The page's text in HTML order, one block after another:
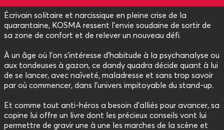
Écrivain solitaire et narcissique en pleine crise de la
quarantaine, KOSMA ressent l’envie soudaine de sortir de
sa zone de confort et de relever un nouveau défi.
À un âge où l’on s’intéresse d’habitude à la psychanalyse ou
aux tondeuses à gazon, ce dandy quadra décide quant à lui
de se lancer, avec naïveté, maladresse et sans trop savoir
par où commencer, dans l’univers impitoyable du stand-up.
Et comme tout anti-héros a besoin d’alliés pour avancer, sa
copine lui offre un livre dont les précieux conseils vont lui
permettre de gravir une à une les marches de la scène et